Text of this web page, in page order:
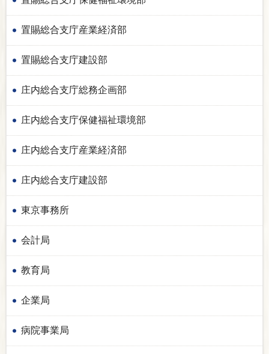
置賜総合支庁産業経済部
置賜総合支庁建設部
庄内総合支庁総務企画部
庄内総合支庁保健福祉環境部
庄内総合支庁産業経済部
庄内総合支庁建設部
東京事務所
会計局
教育局
企業局
病院事業局